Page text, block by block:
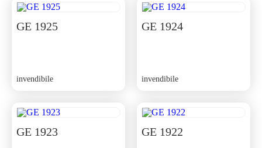
GE 1925
invendibile
GE 1924
invendibile
GE 1923 GE 1922